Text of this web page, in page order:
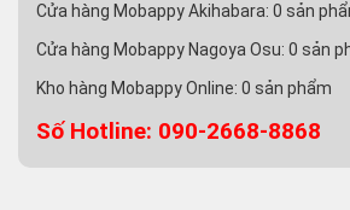
Cửa hàng Mobappy Akihabara: 0 sản
Cửa hàng Mobappy Nagoya Osu: 0 sản
Kho hàng Mobappy Online: 0 sản phẩm
Số Hotline: 090-2668-8868